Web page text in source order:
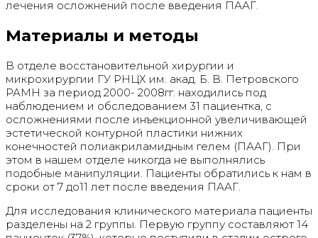
лечения осложнений после введения ПААГ.
Материалы и методы
В отделе восстановительной хирургии и
микрохирургии ГУ РНЦХ им. акад. Б. В. Петровского
РАМН за период 2000- 2008гг. находились под
наблюдением и обследованием 31 пациентка, с
осложнениями после инъекционной увеличивающей
эстетической контурной пластики нижних
конечностей полиакриламидным гелем (ПААГ). При
этом в нашем отделе никогда не выполнялись
подобные манипуляции. Пациенты обратились к нам в
сроки от 7 до11 лет после введения ПААГ.
Для исследования клинического материала пациенты
разделены на 2 группы. Первую группу составляют 14